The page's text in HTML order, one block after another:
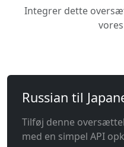
Integrer dette
vores
Russian til
Tilføj denne
med en simpel API